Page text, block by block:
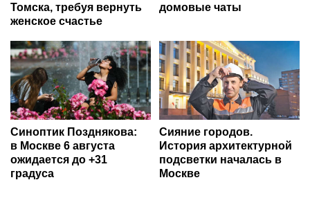
Томска, требуя вернуть
женское счастье
домовые чаты
Синоптик Позднякова:
в Москве 6 августа
ожидается до +31
градуса
Сияние городов.
История архитектурной
подсветки началась в
Москве